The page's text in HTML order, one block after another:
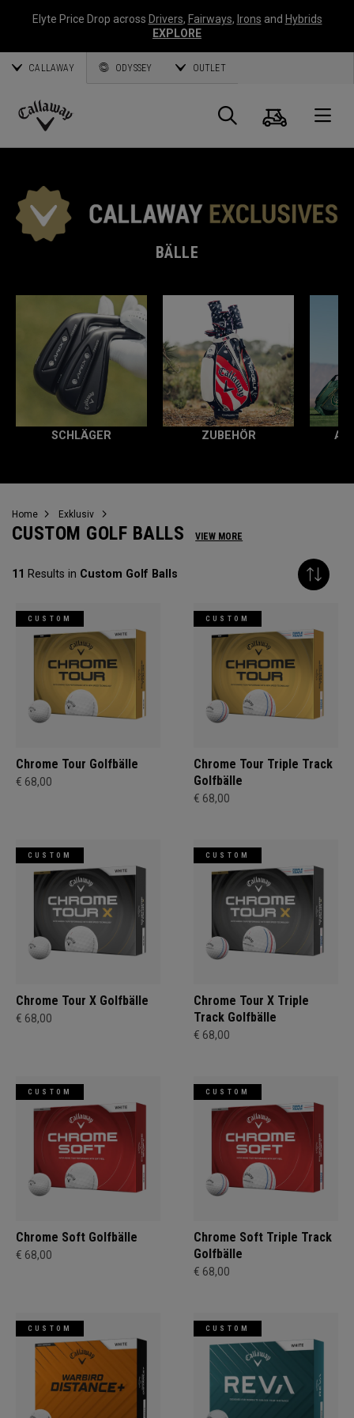
Elyte Price Drop across Drivers, Fairways, Irons and Hybrids
EXPLORE
CALLAWAY ODYSSEY OUTLET
Callaway
Suche
BÄLLE
SCHLÄGER ZUBEHÖR
Home Exklusiv
CUSTOM GOLF BALLS VIEW MORE
11 Results in Custom Golf Balls
CUSTOM
Chrome Tour Golfbälle
€ 68,00
CUSTOM
Chrome Tour Triple Track
Golfbälle
€ 68,00
CUSTOM
Chrome Tour X Golfbälle
€ 68,00
CUSTOM
Chrome Tour X Triple
Track Golfbälle
€ 68,00
CUSTOM
Chrome Soft Golfbälle
€ 68,00
CUSTOM
Chrome Soft Triple Track
Golfbälle
€ 68,00
CUSTOM CUSTOM